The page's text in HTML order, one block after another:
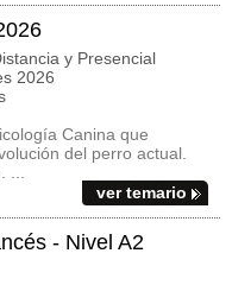
y Presencial
2026
Canina que
del perro actual.
ver temario
- Nivel A2